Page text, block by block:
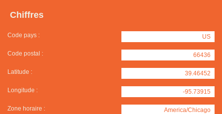
Chiffres
Code pays : US
Code postal : 66436
Latitude : 39.46452
Longitude : -95.73915
Zone horaire : America/Chicago